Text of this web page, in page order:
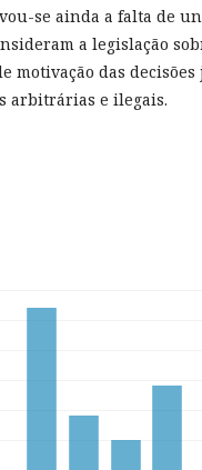
se ainda a falta de
a legislação
motivação das
arbitrárias e ilegais.